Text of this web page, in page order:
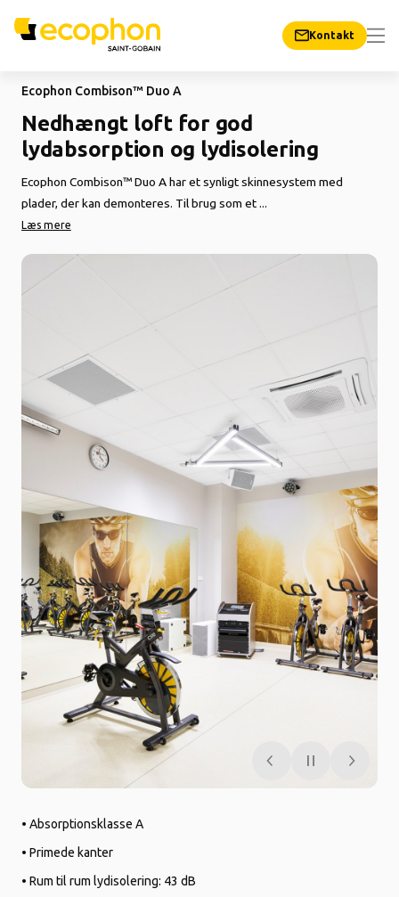
Kontakt
Ecophon Combison™ Duo A
Nedhængt loft for god
lydabsorption og lydisolering
Ecophon Combison™ Duo A har et synligt skinnesystem med
plader, der kan demonteres. Til brug som et ...
Læs mere
• Absorptionsklasse A
• Primede kanter
• Rum til rum lydisolering: 43 dB